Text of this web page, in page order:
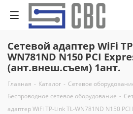
Сетевой адаптер WiFi
WN781ND N150 PCI
(ант.внеш.съем) 1ант.
Главная - Каталог - Сетевое
Беспроводное сетевое оборудование -
адаптер WiFi TP-Link TL-WN781ND N150